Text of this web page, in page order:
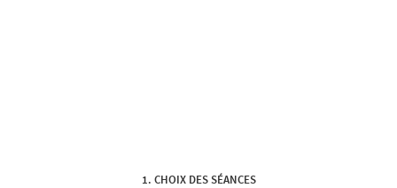
CHOIX DES SÉANCES